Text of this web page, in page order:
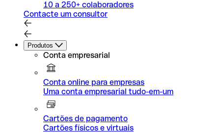
10 a 250+ colaboradores
Contacte um consultor
Produtos
Conta empresarial
Conta online para empresas
Uma conta empresarial tudo-em-um
Cartões de pagamento
Cartões físicos e virtuais